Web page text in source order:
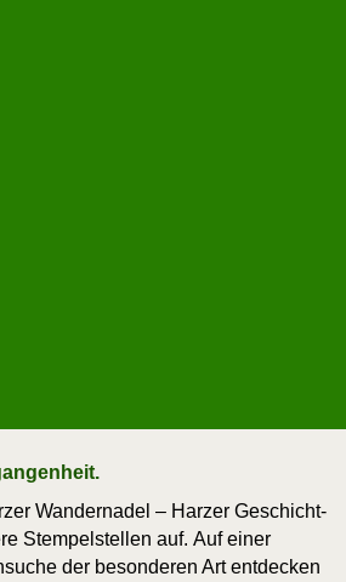
Wan­der­na­del – Har­zer Geschicht­
Stem­pel­stel­len auf. Auf einer
der beson­de­ren Art ent­de­cken